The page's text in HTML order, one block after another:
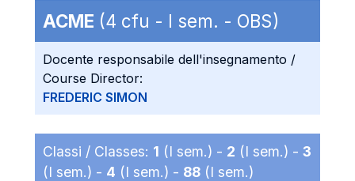
ACME (4 cfu - I sem. - OBS)
Docente responsabile dell'insegnamento /
Course Director:
FREDERIC SIMON
Classi / Classes: 1 (I sem.) - 2 (I sem.) - 3
(I sem.) - 4 (I sem.) - 88 (I sem.)